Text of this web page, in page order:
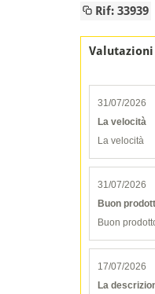
Rif: 33939
31/07/2026
La velocità
La velocità
31/07/2026
Buon
Buon
17/07/2026
La